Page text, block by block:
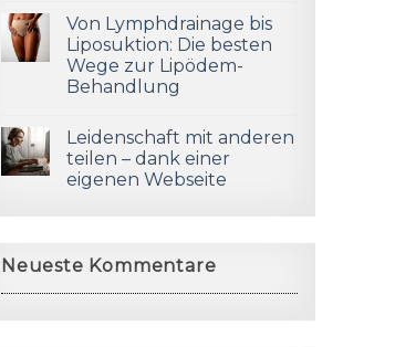
Von Lymphdrainage bis
Liposuktion: Die besten
Wege zur Lipödem-
Behandlung
Leidenschaft mit anderen
teilen – dank einer
eigenen Webseite
Neueste Kommentare